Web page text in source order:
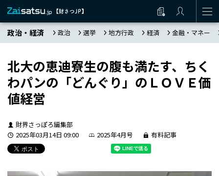
政治・経済 政治 選挙 地方行政 経済 金融・マネー
北大の恵迪寮生の腹も満たす、ちく
わパンの「どんぐり」のＬＯＶＥ価
値経営
財界さっぽろ編集部
2025年03月14日 09:00
2025年4月号 有料記事